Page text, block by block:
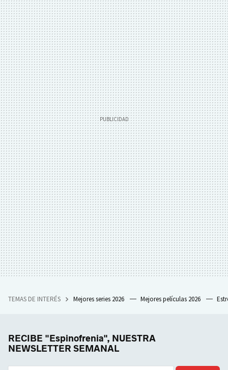
TEMAS DE INTERÉS Mejores series 2026 Mejores películas 2026
RECIBE "Espinofrenia", NUESTRA
NEWSLETTER SEMANAL